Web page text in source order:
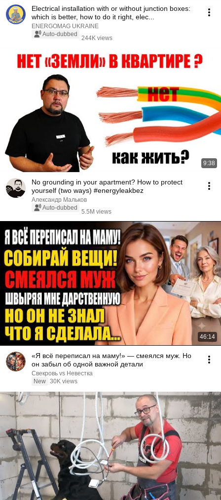
Electrical installation with or without junction boxes:
which is better, how to do it right, elec...
ENERGOMAG UKRAINE
Auto-dubbed
244K views
9:38
No grounding in your apartment? How to protect
yourself (two ways) #energyleakbez
Александр Мальков
Auto-dubbed
5.5M views
46:14
«Я всё переписал на маму!» — смеялся муж. Но
он забыл об одной важной детали
Свекровь vs Невестка
New 30K views